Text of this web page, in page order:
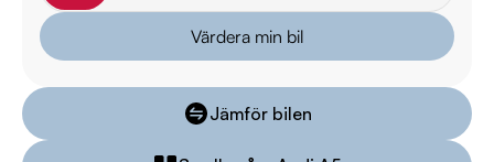
Besökstider i butik:
Måndag - Fredag: 09:00 - 19:00
Lördag: 10:00 - 18:00
Söndag: 10:00 - 16:00
Värdera min bil
Jämför bilen